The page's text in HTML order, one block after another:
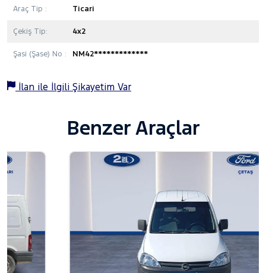
Araç Tip : Ticari
Çekiş Tip: 4x2
Şasi (Şase) No : NM42*************
İlan ile İlgili Şikayetim Var
Benzer Araçlar